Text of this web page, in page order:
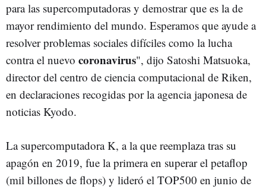
para las supercomputadoras y demostrar que es la de
mayor rendimiento del mundo. Esperamos que ayude a
resolver problemas sociales difíciles como la lucha
contra el nuevo coronavirus", dijo Satoshi Matsuoka,
director del centro de ciencia computacional de Riken,
en declaraciones recogidas por la agencia japonesa de
noticias Kyodo.
La supercomputadora K, a la que reemplaza tras su
apagón en 2019, fue la primera en superar el petaflop
(mil billones de flops) y lideró el TOP500 en junio de